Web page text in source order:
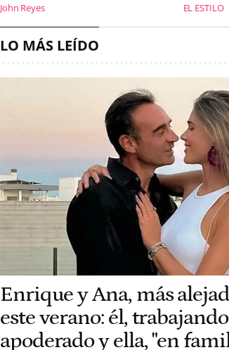
John Reyes EL ESTILO
LO MÁS LEÍDO
Enrique y Ana, más
este verano: él,
apoderado y ella, "en